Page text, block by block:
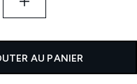
AU PANIER